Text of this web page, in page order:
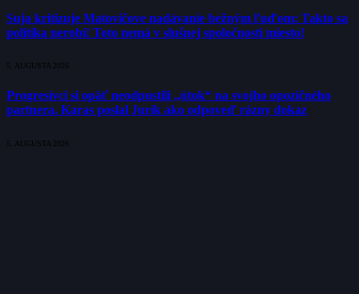
Suja kritizuje Matovičove nadávanie bežným ľuďom: Takto sa
politika nerobí! Toto nemá v slušnej spoločnosti miesto!
5. AUGUSTA 2026
Progresívci si opäť neodpustili „útok“ na svojho opozičného
partnera. Karas poslal Jurík ako odpoveď rázny dokaz
5. AUGUSTA 2026